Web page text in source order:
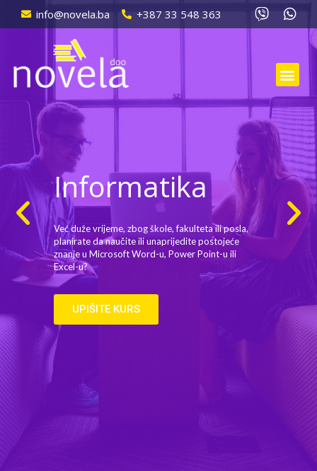
info@novela.ba +387 33 548 363
Informatika
Već duže vrijeme, zbog škole, fakulteta ili posla,
planirate da naučite ili unaprijedite postojeće
znanje u Microsoft Word-u, Power Point-u ili
Excel-u?
UPIŠITE KURS